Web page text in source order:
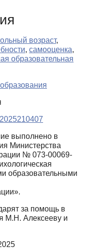
возраст,
, самооценка,
образовательная
выполнено в
Министерства
№ 073-00069-
образовательными
за помощь в
М.Н. Алексееву и